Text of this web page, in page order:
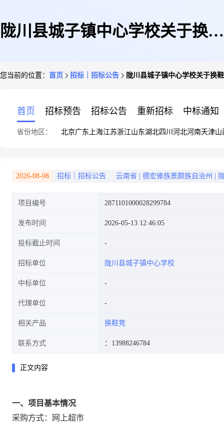
陇川县城子镇中心学校关于换鞋
您当前的位置： 首页 招标｜招标公告 陇川县城子镇中心学校关于换
首页 招标预告 招标公告 重新招标 中标通知
省份地区： 北京广东 上海江苏浙江山东湖北四川 河北河南天津山
2026-08-08 招标｜招标公告 云南省 德宏傣族景颇族自治州
项目编号 2871101000028299784
发布时间 2026-05-13 12:46:05
投标截止时间
招标单位 陇川县城子镇中心学校
中标单位
代理单位
相关产品 换鞋凳
联系方式 ：13988246784
正文内容
一、项目基本情况
采购方式：
网上超市